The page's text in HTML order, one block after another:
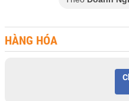
HÀNG HÓA